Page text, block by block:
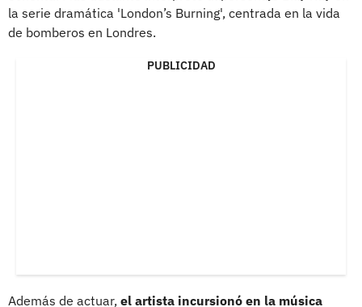
la serie dramática 'London’s Burning', centrada en la vida
de bomberos en Londres.
PUBLICIDAD
Además de actuar, el artista incursionó en la música